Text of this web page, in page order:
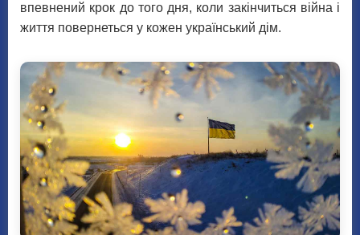
впевнений крок до того дня, коли закінчиться війна і
життя повернеться у кожен український дім.